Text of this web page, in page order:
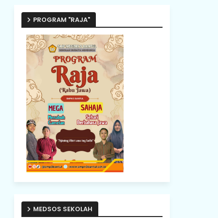
PROGRAM "RAJA"
MEDSOS SEKOLAH